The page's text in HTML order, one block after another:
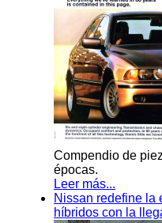
Compendio de
épocas.
Leer más...
Nissan redefine la
híbridos con la